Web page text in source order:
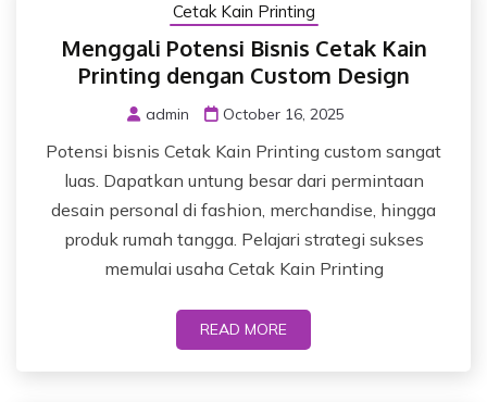
Cetak Kain Printing
Menggali Potensi Bisnis Cetak Kain
Printing dengan Custom Design
admin October 16, 2025
Potensi bisnis Cetak Kain Printing custom sangat
luas. Dapatkan untung besar dari permintaan
desain personal di fashion, merchandise, hingga
produk rumah tangga. Pelajari strategi sukses
memulai usaha Cetak Kain Printing
READ MORE